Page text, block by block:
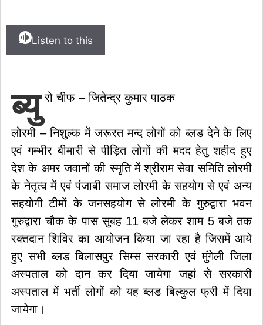
Listen to this
ब्यु रो चीफ – जितेन्द्र कुमार पाठक
लोरमी – निशुल्क में जरूरत मन्द लोगों को ब्लड देने के लिए
एवं गम्भीर बीमारी से पीड़ित लोगों की मदद हेतु शहीद हुए
देश के अमर जवानों की स्मृति में श्रीराम सेवा समिति लोरमी
के नेतृत्व में एवं पंजाबी समाज लोरमी के सहयोग से एवं अन्य
सहयोगी टीमों के जनसहयोग से लोरमी के गुरुद्वारा भवन
गुरुद्वारा चौक के पास सुबह 11 बजे लेकर शाम 5 बजे तक
रक्तदान शिविर का आयोजन किया जा रहा है जिसमें आये
हुए सभी ब्लड बिलासपुर सिम्स सरकारी एवं मुंगेली जिला
अस्पताल को दान कर दिया जायेगा जहां से सरकारी
अस्पताल में भर्ती लोगों को यह ब्लड बिल्कुल फ्री में दिया
जायेगा।